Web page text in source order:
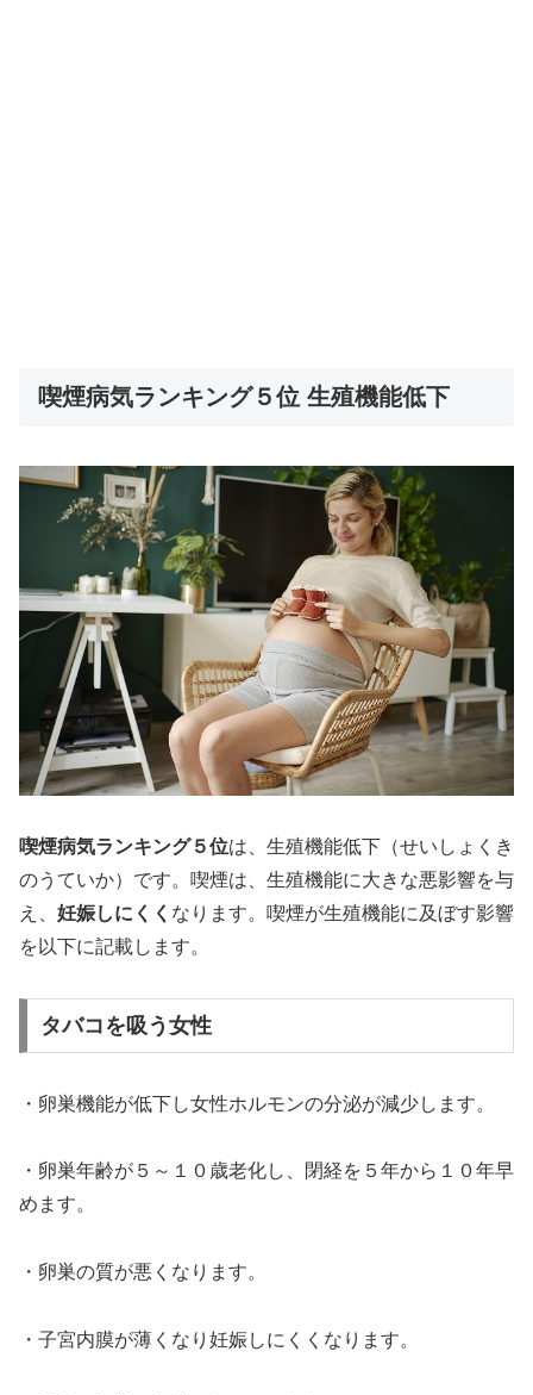
喫煙病気ランキング５位 生殖機能低下
喫煙病気ランキング５位は、生殖機能低下（せいしょくき
のうていか）です。喫煙は、生殖機能に大きな悪影響を与
え、 妊娠しにくく なります。喫煙が生殖機能に及ぼす影響
を以下に記載します。
タバコを吸う女性
・卵巣機能が低下し女性ホルモンの分泌が減少します。
・卵巣年齢が５～１０歳老化し、閉経を５年から１０年早
めます。
・卵巣の質が悪くなります。
・子宮内膜が薄くなり妊娠しにくくなります。